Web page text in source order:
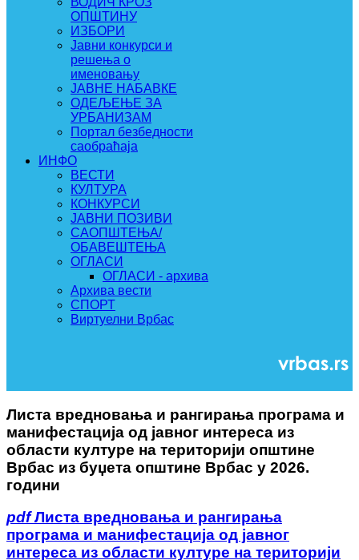
ОПШТИНУ
ИЗБОРИ
Јавни конкурси и
решења о
именовању
ЈАВНЕ НАБАВКЕ
ОДЕЉЕЊЕ ЗА
УРБАНИЗАМ
Портал безбедности
саобраћаја
ИНФО
ВЕСТИ
КУЛТУРА
КОНКУРСИ
ЈАВНИ ПОЗИВИ
САОПШТЕЊА/
ОБАВЕШТЕЊА
ОГЛАСИ
ОГЛАСИ - архива
Архива вести
СПОРТ
Виртуелни Врбас
Листа вредновања и рангирања програма и
манифестација од јавног интереса из
области културе на територији општине
Врбас из буџета општине Врбас у 2026.
години
pdf Листа вредновања и рангирања
програма и манифестација од јавног
интереса из области културе на територији